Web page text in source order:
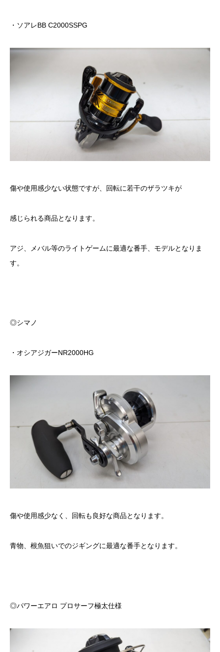
・ソアレBB C2000SSPG
傷や使用感少ない状態ですが、回転に若干のザラツキが
感じられる商品となります。
アジ、メバル等のライトゲームに最適な番手、モデルとなりま
す。
◎シマノ
・オシアジガーNR2000HG
傷や使用感少なく、回転も良好な商品となります。
青物、根魚狙いでのジギングに最適な番手となります。
◎パワーエアロ プロサーフ極太仕様